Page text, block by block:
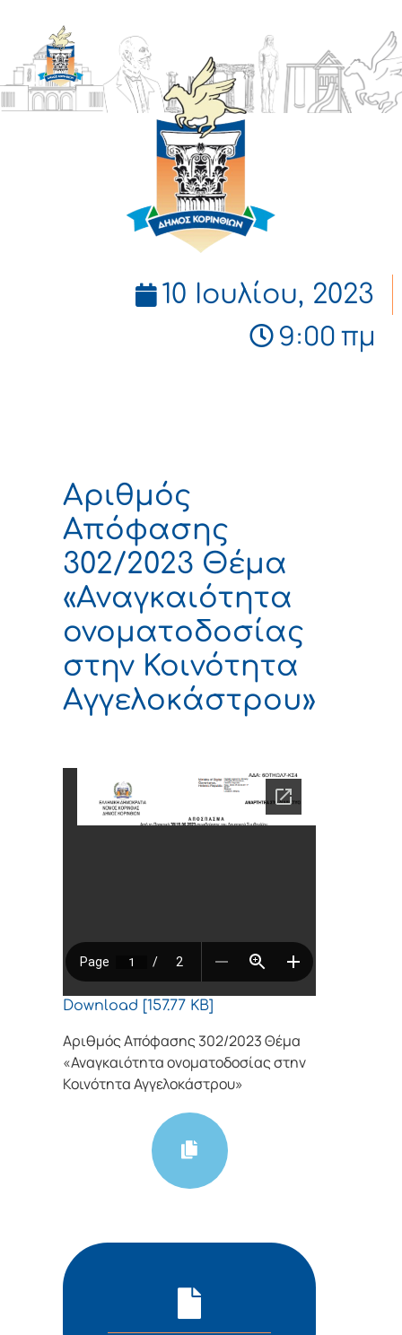
ΔΗΜΟΣ
ΚΟΡΙΝΘΙΩΝ
10 Ιουλίου, 2023
9:00 πμ
Αριθμός
Απόφασης
302/2023 Θέμα
«Αναγκαιότητα
ονοματοδοσίας
στην Κοινότητα
Αγγελοκάστρου»
Download [157.77 KB]
Αριθμός Απόφασης 302/2023 Θέμα
«Αναγκαιότητα ονοματοδοσίας στην
Κοινότητα Αγγελοκάστρου»